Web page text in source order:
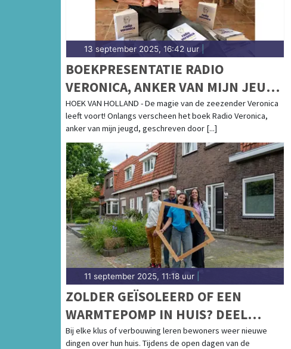
13 september 2025, 16:42 uur
BOEKPRESENTATIE RADIO
VERONICA, ANKER VAN MIJN JEUGD
IN MUSEUM ROCKART
HOEK VAN HOLLAND - De magie van de zeezender Veronica
leeft voort! Onlangs verscheen het boek Radio Veronica,
anker van mijn jeugd, geschreven door [...]
11 september 2025, 11:18 uur
ZOLDER GEÏSOLEERD OF EEN
WARMTEPOMP IN HUIS? DEEL
JOUW ERVARINGEN
Bij elke klus of verbouwing leren bewoners weer nieuwe
dingen over hun huis. Tijdens de open dagen van de